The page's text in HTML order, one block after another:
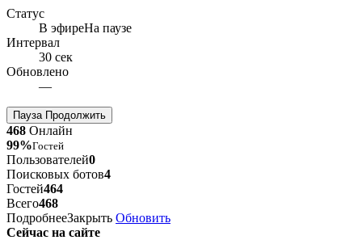
Статус
В эфиреНа паузе
Интервал
30 сек
Обновлено
—
ПаузаПродолжить
468 Онлайн
99%Гостей
Пользователей0
Поисковых ботов4
Гостей464
Всего468
ПодробнееЗакрыть Обновить
Сейчас на сайте